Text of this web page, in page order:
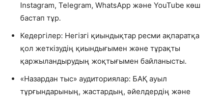
Instagram, Telegram, WhatsApp және YouTube көш
бастап тұр.
Кедергілер: Негізгі қиындықтар ресми ақпаратқа
қол жеткізудің қиындығымен және тұрақты
қаржыландырудың жоқтығымен байланысты.
«Назардан тыс» аудиториялар: БАҚ ауыл
тұрғындарының, жастардың, әйелдердің және